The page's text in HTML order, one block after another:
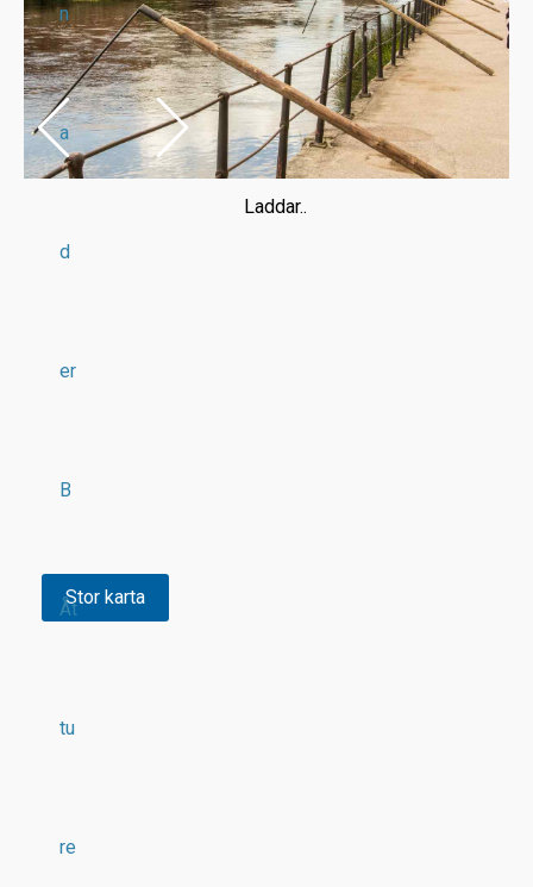
n
a
d
er
B
Åt
tu
re
Laddar..
Stor karta